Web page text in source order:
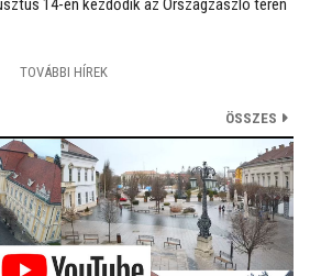
14-én kezdődik az Országzászló téren
TOVÁBBI HÍREK
ÖSSZES